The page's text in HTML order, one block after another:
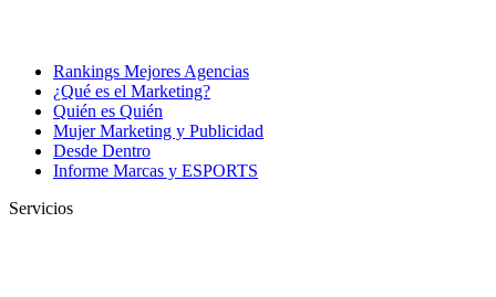
Rankings Mejores Agencias
¿Qué es el Marketing?
Quién es Quién
Mujer Marketing y Publicidad
Desde Dentro
Informe Marcas y ESPORTS
Servicios